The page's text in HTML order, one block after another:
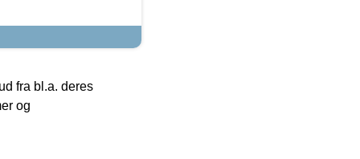
fra bl.a. deres
og